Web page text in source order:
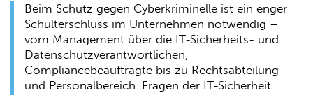
Beim Schutz gegen Cyberkriminelle ist ein enger
Schulterschluss im Unternehmen notwendig –
vom Management über die IT-Sicherheits- und
Datenschutzverantwortlichen,
Compliancebeauftragte bis zu Rechtsabteilung
und Personalbereich. Fragen der IT-Sicherheit